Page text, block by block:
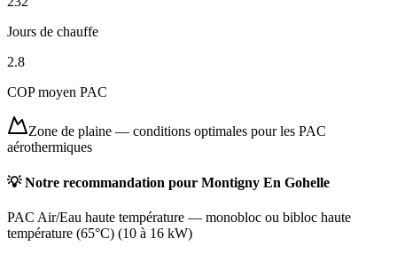
Jours de chauffe
2.8
COP moyen PAC
Zone de plaine — conditions optimales pour les PAC
aérothermiques
💡 Notre recommandation pour Montigny En Gohelle
PAC Air/Eau haute température — monobloc ou bibloc haute
température (65°C) (10 à 16 kW)